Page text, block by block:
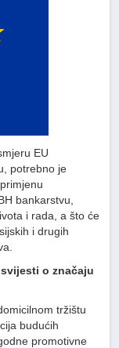
EU
potrebno je
bankarstvu,
i rada, a što će
i drugih
o značaju
tržištu
budućih
promotivne